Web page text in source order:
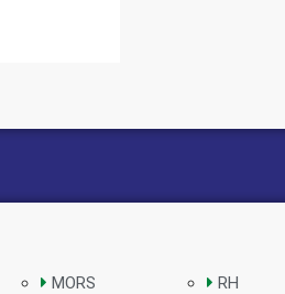
MORS
RH